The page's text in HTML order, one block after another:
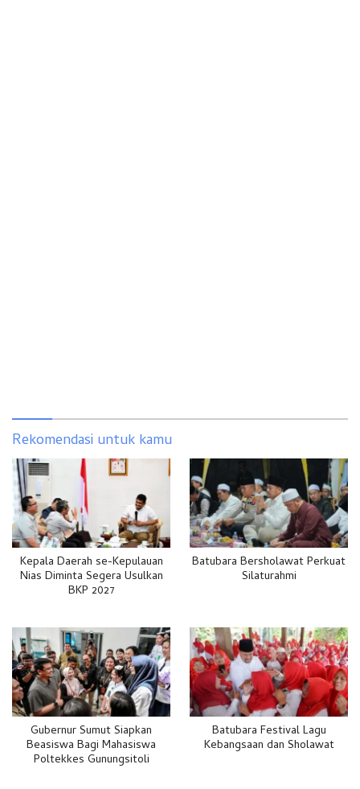
Rekomendasi untuk kamu
Kepala Daerah se-Kepulauan
Nias Diminta Segera Usulkan
BKP 2027
Batubara Bersholawat Perkuat
Silaturahmi
Gubernur Sumut Siapkan
Beasiswa Bagi Mahasiswa
Poltekkes Gunungsitoli
Batubara Festival Lagu
Kebangsaan dan Sholawat